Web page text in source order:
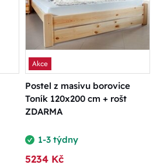
Akce
Postel z masivu borovice
Toník 120x200 cm + rošt
ZDARMA
1-3 týdny
5234 Kč